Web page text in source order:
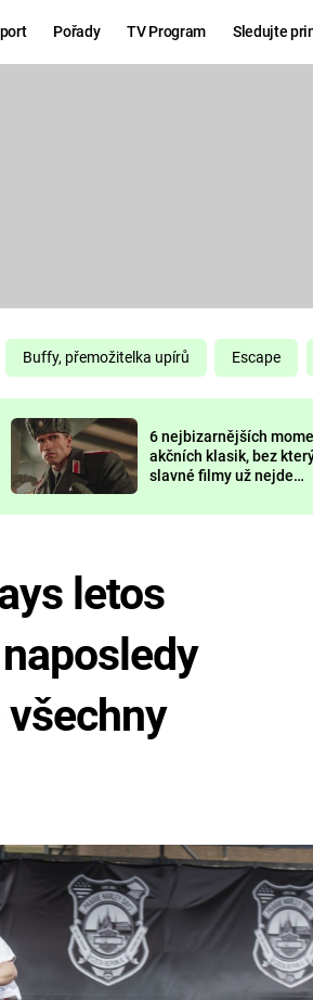
Pořady TV Program Sledujte
DELIVERANCE
Buffy, přemožitelka upírů Escape
6 nejbizarnějších
akčních klasik, bez
slavné filmy už nejde
letos